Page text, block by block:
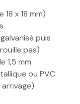
x 18 mm)
puis
pas)
1,5 mm
ou PVC